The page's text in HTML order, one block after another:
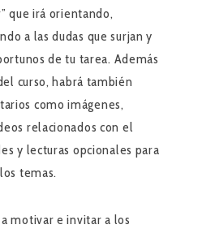
que irá orientando,
a las dudas que surjan y
de tu tarea. Además
curso, habrá también
como imágenes,
relacionados con el
y lecturas opcionales para
temas.
motivar e invitar a los